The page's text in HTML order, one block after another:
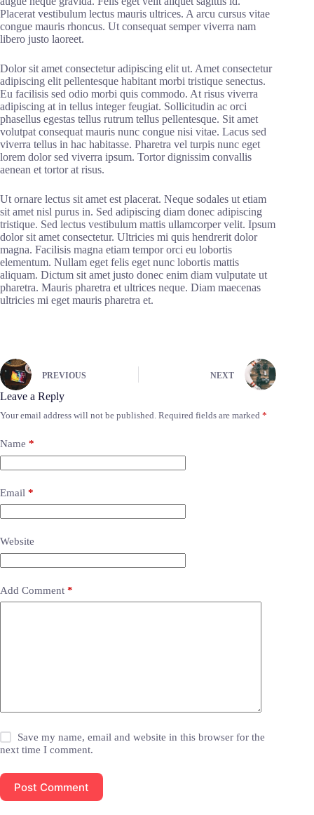
Placerat vestibulum lectus mauris ultrices. A arcu cursus vitae
congue mauris rhoncus. Ut consequat semper viverra nam
libero justo laoreet.
Dolor sit amet consectetur adipiscing elit ut. Amet consectetur
adipiscing elit pellentesque habitant morbi tristique senectus.
Eu facilisis sed odio morbi quis commodo. At risus viverra
adipiscing at in tellus integer feugiat. Sollicitudin ac orci
phasellus egestas tellus rutrum tellus pellentesque. Sit amet
volutpat consequat mauris nunc congue nisi vitae. Lacus sed
viverra tellus in hac habitasse. Pharetra vel turpis nunc eget
lorem dolor sed viverra ipsum. Tortor dignissim convallis
aenean et tortor at risus.
Ut ornare lectus sit amet est placerat. Neque sodales ut etiam
sit amet nisl purus in. Sed adipiscing diam donec adipiscing
tristique. Sed lectus vestibulum mattis ullamcorper velit. Ipsum
dolor sit amet consectetur. Ultricies mi quis hendrerit dolor
magna. Facilisis magna etiam tempor orci eu lobortis
elementum. Nullam eget felis eget nunc lobortis mattis
aliquam. Dictum sit amet justo donec enim diam vulputate ut
pharetra. Mauris pharetra et ultrices neque. Diam maecenas
ultricies mi eget mauris pharetra et.
PREVIOUS NEXT
Leave a Reply
Your email address will not be published. Required fields are marked *
Name *
Email *
Website
Add Comment *
Save my name, email and website in this browser for the
next time I comment.
Post Comment